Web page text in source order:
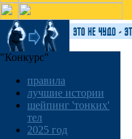
"Конкурс"
правила
лучшие истории
шейпинг 'тонких'
тел
2025 год